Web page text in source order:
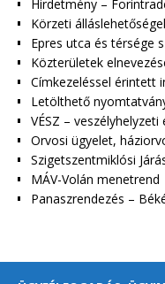
Hirdetmény –
Körzeti
Epres utca és térsége
Közterületek
Címkezeléssel érintett
Letölthető
VÉSZ –
Orvosi ügyelet,
Szigetszentmiklósi
MÁV-Volán menetrend
Panaszrendezés –